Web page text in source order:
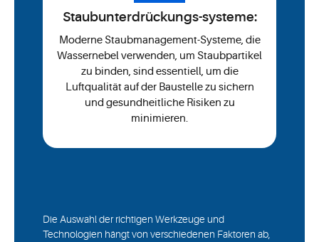
Staubunterdrückungs-systeme:
Moderne Staubmanagement-Systeme, die
Wassernebel verwenden, um Staubpartikel
zu binden, sind essentiell, um die
Luftqualität auf der Baustelle zu sichern
und gesundheitliche Risiken zu
minimieren.
Die Auswahl der richtigen Werkzeuge und
Technologien hängt von verschiedenen Faktoren ab,